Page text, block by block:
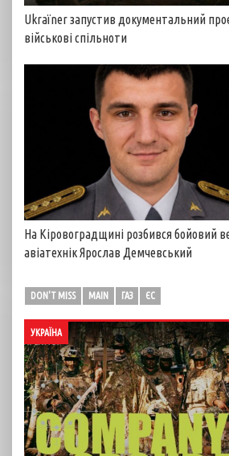
Ukraїner запустив документальний
військові спільноти
На Кіровоградщині розбився бойовий
авіатехнік Ярослав Демчевський
DON'T MISS MAIN ГАЗ ЄС
УКРАЇНА